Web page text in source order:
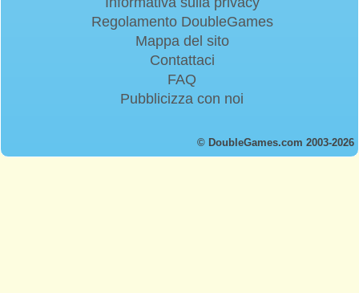
Regolamento DoubleGames
Mappa del sito
Contattaci
FAQ
Pubblicizza con noi
© DoubleGames.com 2003-2026